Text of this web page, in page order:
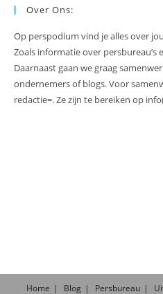
Over Ons:
Op perspodium vind je alles over
Zoals informatie over
Daarnaast gaan we graag
ondernemers of blogs. Voor
redactie=. Ze zijn te bereiken op
Home Blog Persbureau